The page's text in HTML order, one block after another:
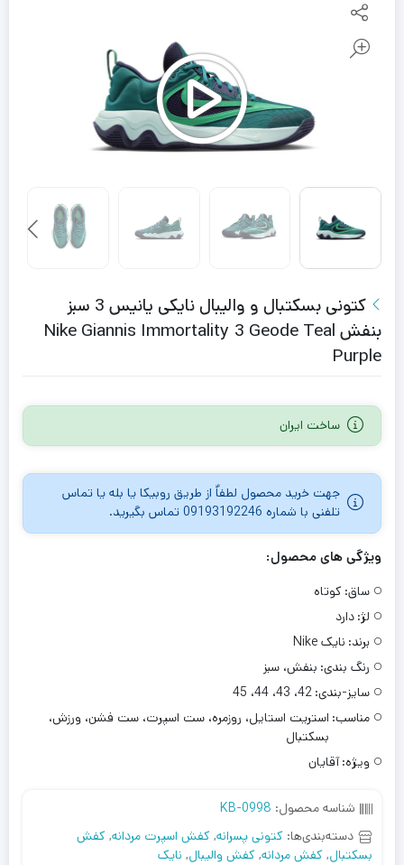
کتونی بسکتبال و والیبال نایکی یانیس 3 سبز
بنفش Nike Giannis Immortality 3 Geode Teal
Purple
ساخت ایران
جهت خرید محصول لطفاٌ از طریق روبیکا یا بله یا تماس
تلفنی با شماره 09193192246 تماس بگیرید.
ویژگی های محصول:
ساق: کوتاه
لژ: دارد
برند: نایک Nike
رنگ بندی: بنفش، سبز
سایز-بندی: 42، 43، 44، 45
مناسب: استریت استایل، روزمره، ست اسپرت، ست فشن، ورزش،
بسکتبال
ویژه: آقایان
شناسه محصول: KB-0998
دسته‌بندی‌ها: کتونی پسرانه, کفش اسپرت مردانه, کفش
بسکتبال, کفش مردانه, کفش والیبال, نایک